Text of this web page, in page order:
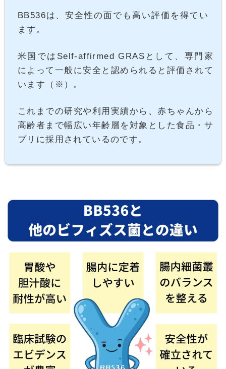
BB536は、安全性の面でも高い評価を得てい
ます。
米国ではSelf-affirmed GRASとして、専門家
によって一般に安全と認められると評価されて
います（※）。
これまでの研究や利用実績から、赤ちゃんから
高齢者まで幅広い年齢層を対象とした食品・サ
プリに採用されているのです。